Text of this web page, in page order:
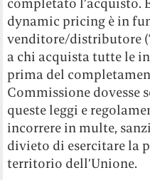
dynamic pricing è in
venditore/distributore
a chi acquista tutte le
prima del
Commissione dovesse
queste leggi e
incorrere in multe,
divieto di esercitare la
territorio dell’Unione.